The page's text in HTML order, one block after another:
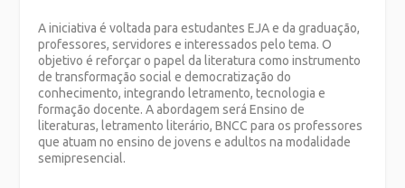
A iniciativa é voltada para estudantes EJA e da graduação,
professores, servidores e interessados pelo tema. O
objetivo é reforçar o papel da literatura como instrumento
de transformação social e democratização do
conhecimento, integrando letramento, tecnologia e
formação docente. A abordagem será Ensino de
literaturas, letramento literário, BNCC para os professores
que atuam no ensino de jovens e adultos na modalidade
semipresencial.